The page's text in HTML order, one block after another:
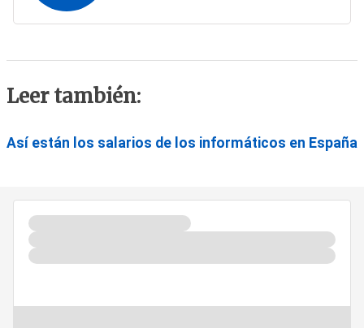
Leer también:
Así están los salarios de los informáticos en España